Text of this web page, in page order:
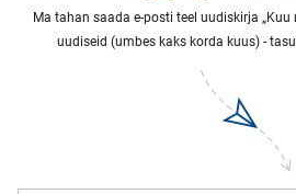
Ma tahan saada e-posti teel uudiskirja „Kuu
uudiseid (umbes kaks korda kuus) -